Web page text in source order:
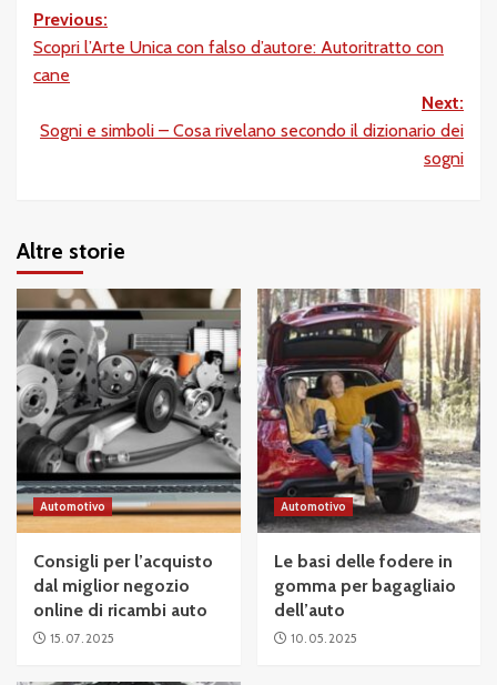
Post
navigation
Previous:
Scopri l’Arte Unica con falso d’autore: Autoritratto con
cane
Next:
Sogni e simboli – Cosa rivelano secondo il dizionario dei
sogni
Altre storie
Automotivo
Consigli per l’acquisto
dal miglior negozio
online di ricambi auto
15. 07. 2025
Automotivo
Le basi delle fodere in
gomma per bagagliaio
dell’auto
10. 05. 2025